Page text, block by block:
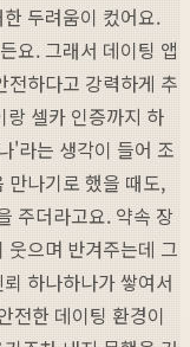
두려움이 컸어요.
요. 그래서 데이팅 앱
전하다고 강력하게 추
랑 셀카 인증까지 하
'라는 생각이 들어 조
만나기로 했을 때도,
주더라고요. 약속 장
웃으며 반겨주는데 그
하나하나가 쌓여서
전한 데이팅 환경이